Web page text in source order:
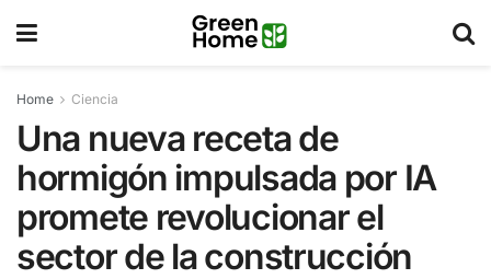
Home Ciencia
Una nueva receta de
hormigón impulsada por IA
promete revolucionar el
sector de la construcción